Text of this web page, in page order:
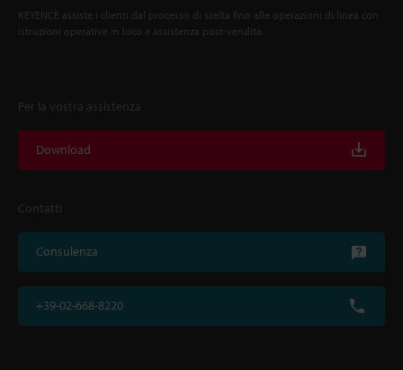
KEYENCE assiste i clienti dal processo di scelta fino alle operazioni di linea con
istruzioni operative in loco e assistenza post-vendita.
Per la vostra assistenza
Download
Contatti
Consulenza
+39-02-668-8220